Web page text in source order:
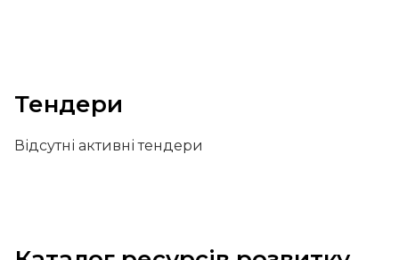
Тендери
Відсутні активні тендери